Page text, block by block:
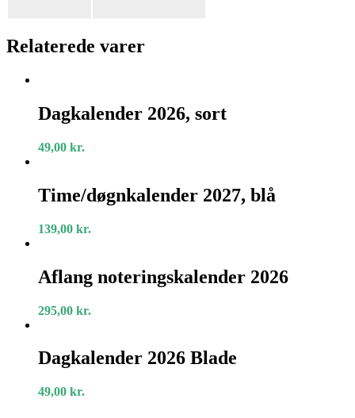
Relaterede varer
2026,
sort
Dagkalender 2026, sort
49,00 kr.
2027,
blå
Time/døgnkalender 2027, blå
139,00 kr.
noteringskalender
2026
Aflang noteringskalender 2026
295,00 kr.
2026
Blade
Dagkalender 2026 Blade
49,00 kr.